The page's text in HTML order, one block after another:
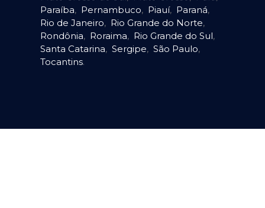
Paraíba, Pernambuco, Piauí, Paraná,
Rio de Janeiro, Rio Grande do Norte,
Rondônia, Roraima, Rio Grande do Sul,
Santa Catarina, Sergipe, São Paulo,
Tocantins.